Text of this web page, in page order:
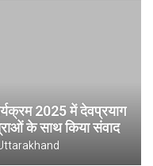
2025 में देवप्रयाग
के साथ किया संवाद